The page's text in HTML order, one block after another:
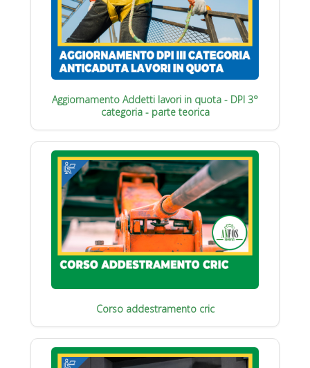
Aggiornamento Addetti lavori in quota - DPI 3°
categoria - parte teorica
Corso addestramento cric